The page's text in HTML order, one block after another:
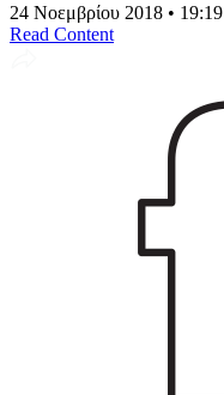
24 Νοεμβρίου 2018 • 19:19
Read Content